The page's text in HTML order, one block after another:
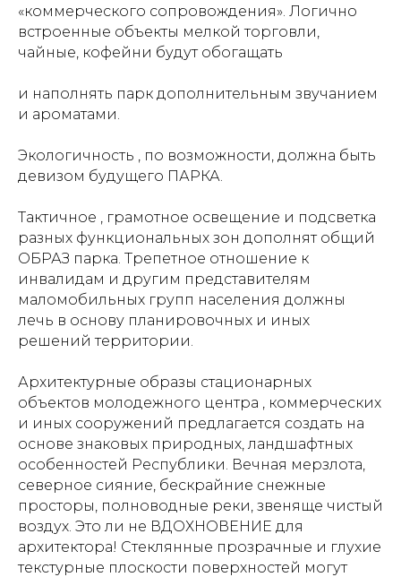
«коммерческого сопровождения». Логично
встроенные объекты мелкой торговли,
чайные, кофейни будут обогащать
и наполнять парк дополнительным звучанием
и ароматами.
Экологичность , по возможности, должна быть
девизом будущего ПАРКА.
Тактичное , грамотное освещение и подсветка
разных функциональных зон дополнят общий
ОБРАЗ парка. Трепетное отношение к
инвалидам и другим представителям
маломобильных групп населения должны
лечь в основу планировочных и иных
решений территории.
Архитектурные образы стационарных
объектов молодежного центра , коммерческих
и иных сооружений предлагается создать на
основе знаковых природных, ландшафтных
особенностей Республики. Вечная мерзлота,
северное сияние, бескрайние снежные
просторы, полноводные реки, звеняще чистый
воздух. Это ли не ВДОХНОВЕНИЕ для
архитектора! Стеклянные прозрачные и глухие
текстурные плоскости поверхностей могут